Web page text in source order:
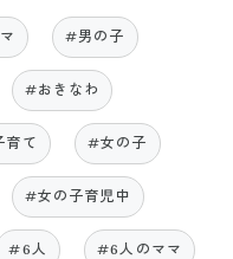
#男の子
#おきなわ
育て #女の子
#女の子育児中
#6人 #6人のママ